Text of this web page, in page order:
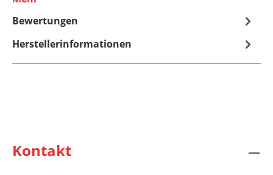
Bewertungen
Herstellerinformationen
Kontakt